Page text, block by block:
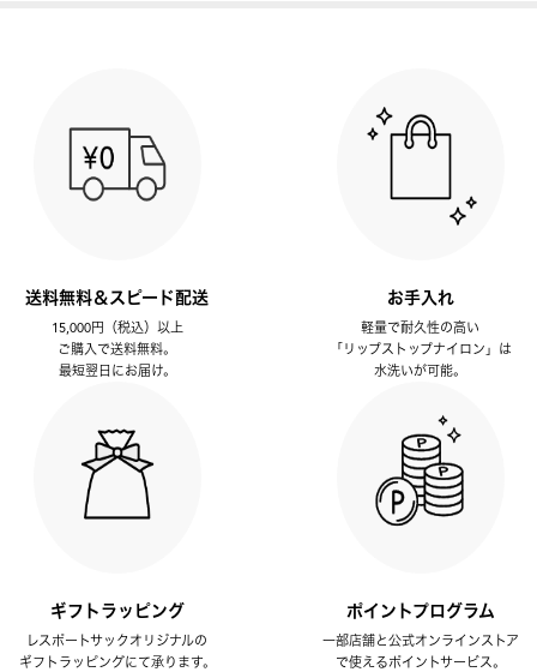
送料無料＆スピード配送
15,000円（税込）以上
ご購入で送料無料。
最短翌日にお届け。
お手入れ
軽量で耐久性の高い
「リップストップナイロン」は
水洗いが可能。
ギフトラッピング
レスポートサックオリジナルの
ギフトラッピングにて承ります。
ポイントプログラム
一部店舗と公式オンラインストア
で使えるポイントサービス。